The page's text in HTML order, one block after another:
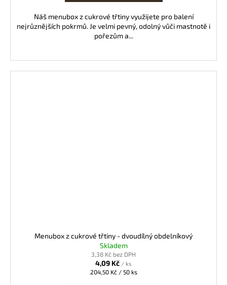
Náš menubox z cukrové třtiny využijete pro balení
nejrůznějších pokrmů. Je velmi pevný, odolný vůči mastnotě i
pořezům a...
Menubox z cukrové třtiny - dvoudílný obdelníkový
Skladem
3,38 Kč bez DPH
4,09 Kč / ks
Měrná
204,50 Kč / 50 ks